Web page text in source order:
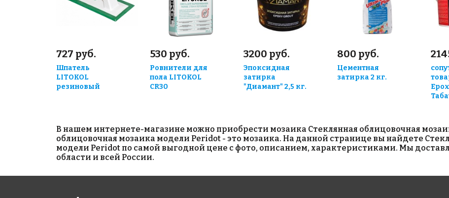
727 руб.
Шпатель
LITOKOL
резиновый
530 руб.
Ровнители для
пола LITOKOL
CR30
3200 руб.
Эпоксидная
затирка
"Диамант" 2,5 кг.
800 руб.
Цементная
затирка 2 кг.
В нашем интернете-магазине можно приобрести мозаика Стеклянная облицовочная
облицовочная мозаика модели Peridot - это мозаика. На данной странице вы найдете
модели Peridot по самой выгодной цене с фото, описанием, характеристиками. Мы
области и всей России.